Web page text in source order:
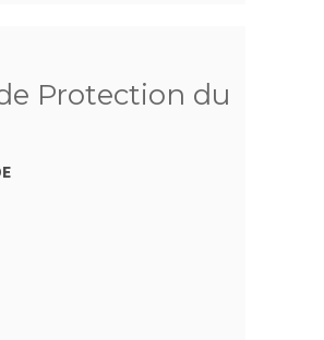
Protection du